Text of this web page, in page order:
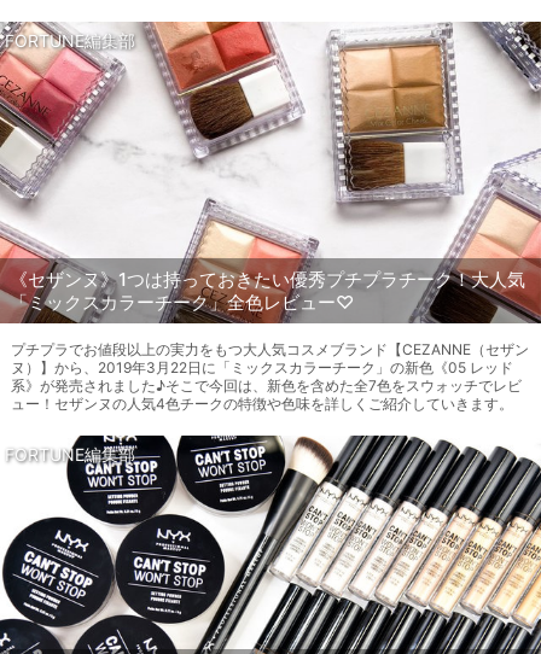
FORTUNE編集部
《セザンヌ》1つは持っておきたい優秀プチプラチーク！大人気
「ミックスカラーチーク」全色レビュー♡
プチプラでお値段以上の実力をもつ大人気コスメブランド【CEZANNE（セザン
ヌ）】から、2019年3月22日に「ミックスカラーチーク」の新色《05 レッド
系》が発売されました♪そこで今回は、新色を含めた全7色をスウォッチでレビ
ュー！セザンヌの人気4色チークの特徴や色味を詳しくご紹介していきます。
FORTUNE編集部